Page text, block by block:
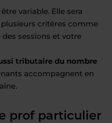
variable. Elle sera
critères comme
des sessions et votre
tributaire du nombre
accompagnent en
prof particulier